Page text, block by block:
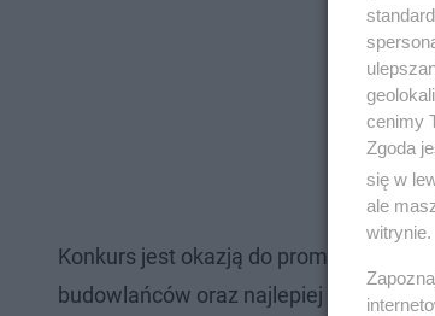
Konkurs jest okazją do promocji
budowlańców oraz najlepiej
cenimy
Zgoda
się w
ale
witrynie.